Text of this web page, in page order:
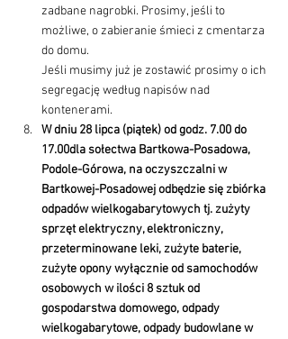
zadbane nagrobki. Prosimy, jeśli to
możliwe, o zabieranie śmieci z cmentarza
do domu.
Jeśli musimy już je zostawić prosimy o ich
segregację według napisów nad
kontenerami.
W dniu 28 lipca (piątek) od godz. 7.00 do
17.00dla sołectwa Bartkowa-Posadowa,
Podole-Górowa, na oczyszczalni w
Bartkowej-Posadowej odbędzie się zbiórka
odpadów wielkogabarytowych tj. zużyty
sprzęt elektryczny, elektroniczny,
przeterminowane leki, zużyte baterie,
zużyte opony wyłącznie od samochodów
osobowych w ilości 8 sztuk od
gospodarstwa domowego, odpady
wielkogabarytowe, odpady budowlane w